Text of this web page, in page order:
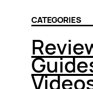
CATEGORIES